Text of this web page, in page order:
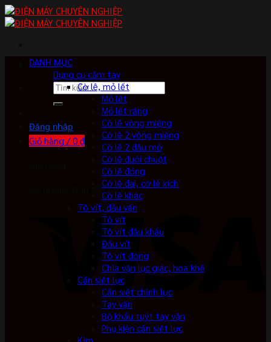
Skip
to
Tìm
kiếm:
Đăng nhập
Giỏ hàng /0 ₫
No products in the cart.
DANH MỤC
Dụng cụ cầm tay
Cờ lê, mỏ lết
Mỏ lết
Mỏ lết răng
Cờ lê vòng miệng
Cờ lê 2 vòng miệng
Cờ lê 2 đầu mở
Cờ lê đuôi chuột
Cờ lê đóng
Cờ lê đai, cờ lê xích
Cờ lê khác
Tô vít, đầu vặn
Tô vít
Tô vít đầu khẩu
Đầu vít
Tô vít đóng
Chìa vặn lục giác, hoa khế
Cần siết lực
Cần siết chỉnh lực
Tay vặn
Bộ khẩu tuýt tay vặn
Phụ kiện cần siết lực